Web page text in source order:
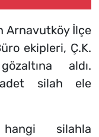
Arnavutköy İlçe
ekipleri, Ç.K.
aldı.
silah ele
silahla